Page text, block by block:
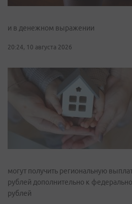
и в денежном выражении
20:24, 10 августа 2026
могут получить региональную
рублей дополнительно к
рублей